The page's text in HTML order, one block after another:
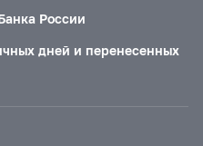
России
дней и перенесенных